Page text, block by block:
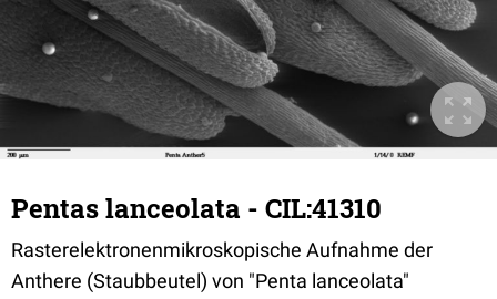
Pentas lanceolata - CIL:41310
Rasterelektronenmikroskopische Aufnahme der
Anthere (Staubbeutel) von "Penta lanceolata"